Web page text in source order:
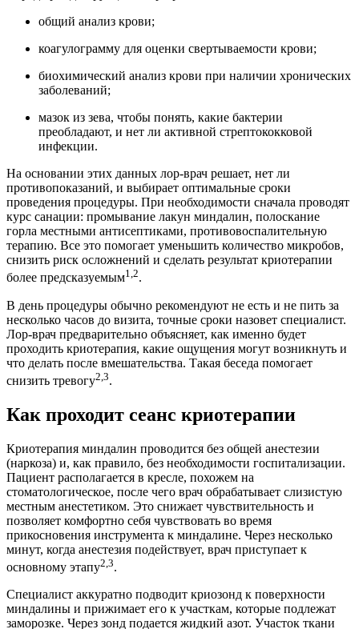
общий анализ крови;
коагулограмму для оценки свертываемости крови;
биохимический анализ крови при наличии хронических
заболеваний;
мазок из зева, чтобы понять, какие бактерии
преобладают, и нет ли активной стрептококковой
инфекции.
На основании этих данных лор-врач решает, нет ли
противопоказаний, и выбирает оптимальные сроки
проведения процедуры. При необходимости сначала проводят
курс санации: промывание лакун миндалин, полоскание
горла местными антисептиками, противовоспалительную
терапию. Все это помогает уменьшить количество микробов,
снизить риск осложнений и сделать результат криотерапии
более предсказуемым1,2.
В день процедуры обычно рекомендуют не есть и не пить за
несколько часов до визита, точные сроки назовет специалист.
Лор-врач предварительно объясняет, как именно будет
проходить криотерапия, какие ощущения могут возникнуть и
что делать после вмешательства. Такая беседа помогает
снизить тревогу2,3.
Как проходит сеанс криотерапии
Криотерапия миндалин проводится без общей анестезии
(наркоза) и, как правило, без необходимости госпитализации.
Пациент располагается в кресле, похожем на
стоматологическое, после чего врач обрабатывает слизистую
местным анестетиком. Это снижает чувствительность и
позволяет комфортно себя чувствовать во время
прикосновения инструмента к миндалине. Через несколько
минут, когда анестезия подействует, врач приступает к
основному этапу2,3.
Специалист аккуратно подводит криозонд к поверхности
миндалины и прижимает его к участкам, которые подлежат
заморозке. Через зонд подается жидкий азот. Участок ткани